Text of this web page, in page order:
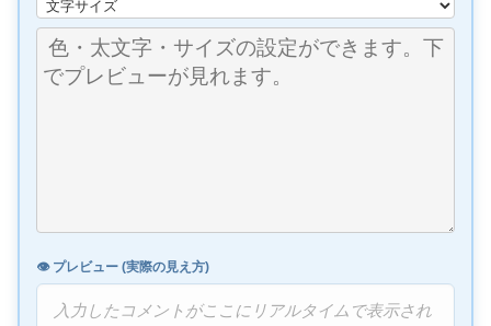
👁️ プレビュー (実際の見え方)
入力したコメントがここにリアルタイムで表示され